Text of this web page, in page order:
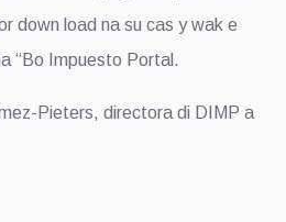
down load na su cas y wak e
“Bo Impuesto Portal.
Pieters, directora di DIMP a